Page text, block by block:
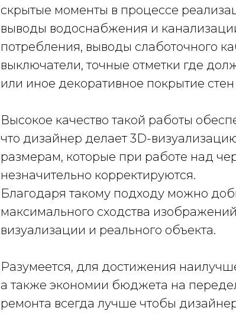
скрытые моменты в процессе
выводы водоснабжения и
потребления, выводы слаботочного
выключатели, точные отметки где
или иное декоративное покрытие
Высокое качество такой работы
что дизайнер делает 3D-
размерам, которые при работе над
незначительно корректируются.
Благодаря такому подходу можно
максимального сходства
визуализации и реального объекта.
Разумеется, для достижения
а также экономии бюджета на
ремонта всегда лучше чтобы